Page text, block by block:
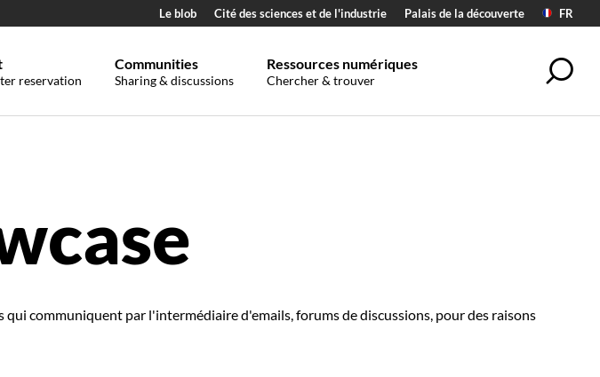
Le blob Cité des sciences et de l'industrie Palais de la découverte FR
reservation
Communities
Sharing & discussions
Ressources numériques
Chercher & trouver
qui communiquent par l'intermédiaire d'emails, forums de discussions, pour des raisons